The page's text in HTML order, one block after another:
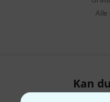
Alle
Kan